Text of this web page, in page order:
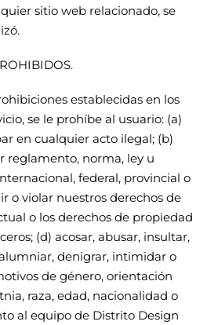
sitio web relacionado, se
establecidas en los
se le prohíbe al usuario: (a)
en cualquier acto ilegal; (b)
reglamento, norma, ley u
federal, provincial o
o violar nuestros derechos de
o los derechos de propiedad
(d) acosar, abusar, insultar,
denigrar, intimidar o
de género, orientación
raza, edad, nacionalidad o
al equipo de Distrito Design